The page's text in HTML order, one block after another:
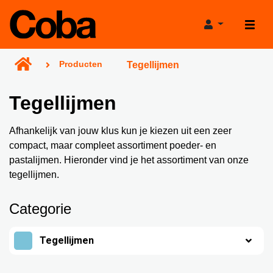
Producten
Projecthulp
Productadviestool
Projectgarantie
Projecten
Nieuws
Producten Tegellijmen
Tegellijmen
Afhankelijk van jouw klus kun je kiezen uit een zeer
compact, maar compleet assortiment poeder- en
pastalijmen. Hieronder vind je het assortiment van onze
tegellijmen.
Categorie
Tegellijmen